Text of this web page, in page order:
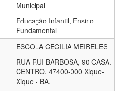
Municipal
Educação Infantil, Ensino
Fundamental
ESCOLA CECILIA MEIRELES
RUA RUI BARBOSA, 90 CASA.
CENTRO. 47400-000 Xique-
Xique - BA.